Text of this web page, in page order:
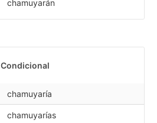
chamuyarán
Condicional
chamuyaría
chamuyarías